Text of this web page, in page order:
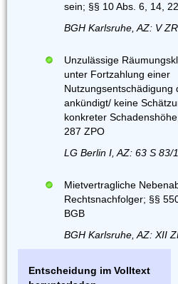
sein; §§ 10 Abs. 6, 14,
BGH Karlsruhe, AZ: V
Unzulässige
unter Fortzahlung einer
Nutzungsentschädigung
ankündigt/ keine
konkreter
287 ZPO
LG Berlin I, AZ: 63 S 83/
Mietvertragliche
Rechtsnachfolger; §§
BGB
BGH Karlsruhe, AZ: XII
Entscheidung im Volltext